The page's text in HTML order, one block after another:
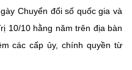
Chuyển đổi số quốc gia và
10/10 hằng năm trên địa bàn
các cấp ủy, chính quyền từ